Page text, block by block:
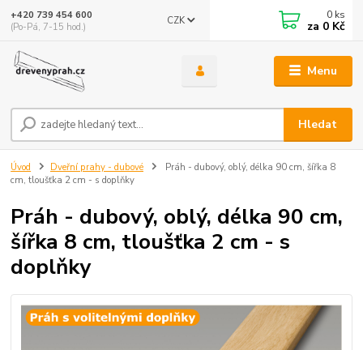
Menu
CZK
Hledat
+420 739 454 600
(Po-Pá, 7-15 hod.)
0 ks
za 0 Kč
Úvod Dveřní prahy - dubové
Práh - dubový, oblý, délka 90 cm, šířka 8
cm, tloušťka 2 cm - s doplňky
Práh - dubový, oblý, délka 90 cm,
šířka 8 cm, tloušťka 2 cm - s
doplňky